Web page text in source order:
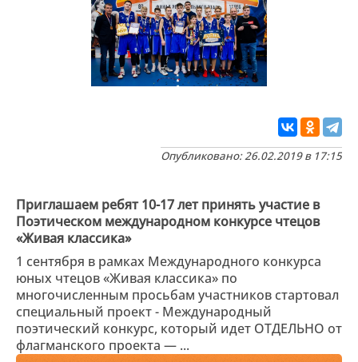
Опубликовано: 26.02.2019 в 17:15
Приглашаем ребят 10-17 лет принять участие в
Поэтическом международном конкурсе чтецов
«Живая классика»
1 сентября в рамках Международного конкурса
юных чтецов «Живая классика» по
многочисленным просьбам участников стартовал
специальный проект - Международный
поэтический конкурс, который идет ОТДЕЛЬНО от
флагманского проекта — ...